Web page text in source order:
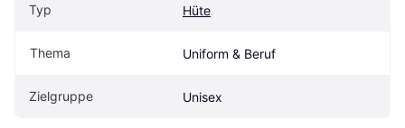
Typ Hüte
Thema Uniform & Beruf
Zielgruppe Unisex